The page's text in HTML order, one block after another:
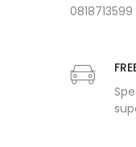
0818713599